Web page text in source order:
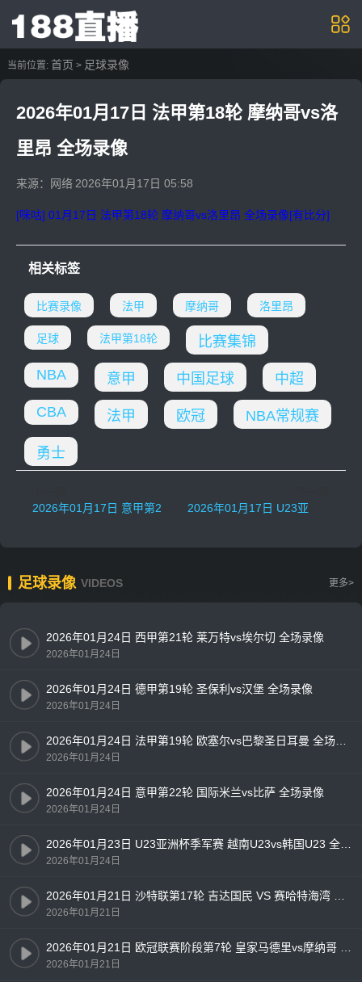
当前位置: 首页 > 足球录像
2026年01月17日 法甲第18轮 摩纳哥vs洛
里昂 全场录像
来源：网络 2026年01月17日 05:58
[咪咕] 01月17日 法甲第18轮 摩纳哥vs洛里昂 全场录像[有比分]
相关标签
比赛录像 法甲 摩纳哥 洛里昂
足球 法甲第18轮 比赛集锦
NBA 意甲 中国足球 中超
CBA 法甲 欧冠 NBA常规赛
勇士
2026年01月17日 意甲第21轮 比萨vs亚特兰大 全场录像
2026年01月17日 U23亚洲杯1/4决赛 日本U23vs约旦U23 全场录像
足球录像 VIDEOS 更多>
2026年01月24日 西甲第21轮 莱万特vs埃尔切 全场录像
2026年01月24日
2026年01月24日 德甲第19轮 圣保利vs汉堡 全场录像
2026年01月24日
2026年01月24日
2026年01月24日 意甲第22轮 国际米兰vs比萨 全场录像
2026年01月24日
2026年01月24日
2026年01月21日
2026年01月21日